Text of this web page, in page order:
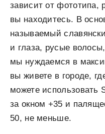
зависит от фототипа,
вы находитесь. В
называемый
и глаза, русые
мы нуждаемся в
вы живете в городе,
можете использовать
за окном +35 и
50, не меньше.